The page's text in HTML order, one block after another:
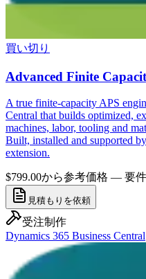
買い切り
Advanced Finite
A true finite-capacity APS
Central that builds optimized,
machines, labor, tooling and
Built, installed and supported
extension.
$799.00から参考価格 — 要
見積もりを依頼
受注制作
Dynamics 365 Business Central